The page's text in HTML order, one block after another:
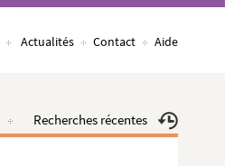
Actualités Contact Aide
Recherches récentes